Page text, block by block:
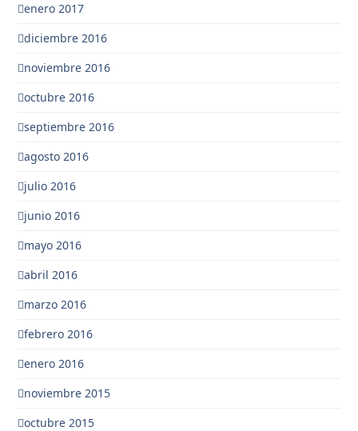
enero 2017
diciembre 2016
noviembre 2016
octubre 2016
septiembre 2016
agosto 2016
julio 2016
junio 2016
mayo 2016
abril 2016
marzo 2016
febrero 2016
enero 2016
noviembre 2015
octubre 2015